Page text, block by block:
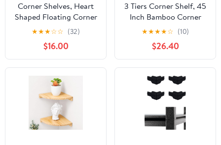
Corner Shelves, Heart
Shaped Floating Corner
Wall Shelf, Multi-
Purpose Corner Storage
Shelving for Bedroom,
Kitchen, Living Room,
Bathroom Decor &
Small Household Items
★★★☆☆ (32)
$16.00
3 Tiers Corner Shelf, 45
Inch Bamboo Corner
Shelf Stand with
Adjustable Foot Wooden
Corner Storage Cabinet
with Large Capacity
Modern Standing Shelf
Brown for Living Room
★★★★☆ (10)
$26.40